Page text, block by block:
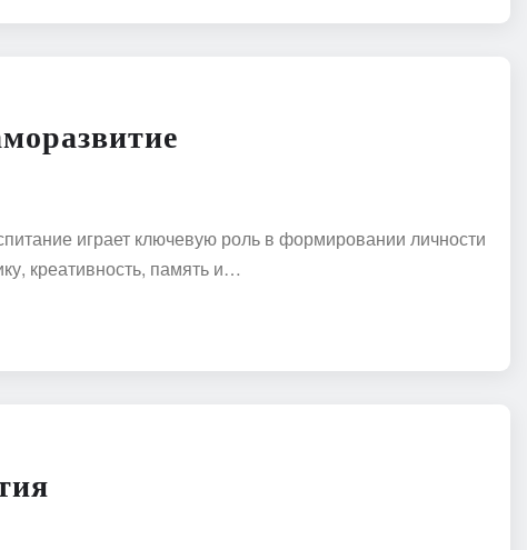
играет ключевую роль в формировании личности
креативность, память и…